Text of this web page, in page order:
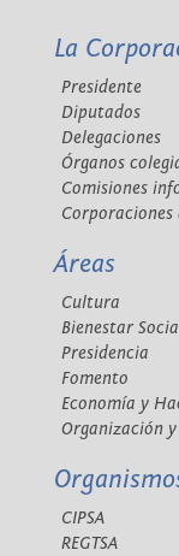
La
Presidente
Diputados
Delegaciones
Órganos
Comisiones
Áreas
Cultura
Bienestar
Presidencia
Fomento
Economía y
Organización y
CIPSA
REGTSA